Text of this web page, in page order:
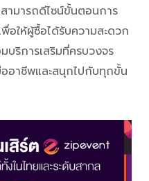
ามารถดีไซน์ขั้นตอนการ
อให้ผู้ซื้อได้รับความสะดวก
บริการเสริมที่ครบวงจร
อาชีพและสนุกไปกับทุกขั้น